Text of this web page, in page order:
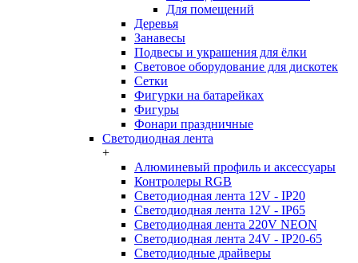
Для помещений
Деревья
Занавесы
Подвесы и украшения для ёлки
Световое оборудование для дискотек
Сетки
Фигурки на батарейках
Фигуры
Фонари праздничные
Светодиодная лента
+
Алюминевый профиль и аксессуары
Контролеры RGB
Светодиодная лента 12V - IP20
Светодиодная лента 12V - IP65
Светодиодная лента 220V NEON
Светодиодная лента 24V - IP20-65
Светодиодные драйверы